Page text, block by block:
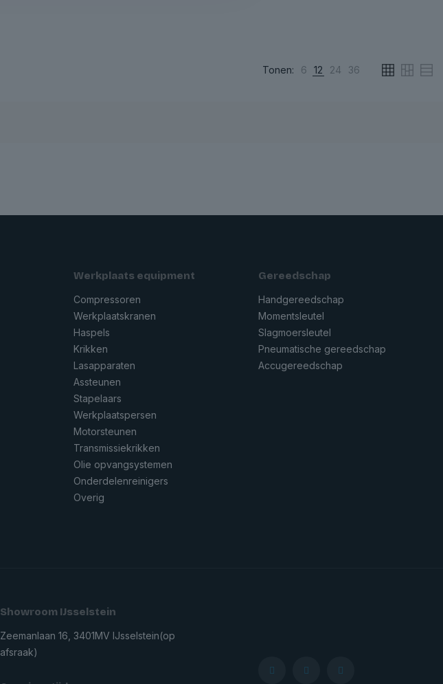
Tonen: 6 12 24 36
Werkplaats equipment
Compressoren
Werkplaatskranen
Haspels
Krikken
Lasapparaten
Assteunen
Stapelaars
Werkplaatspersen
Motorsteunen
Transmissiekrikken
Olie opvangsystemen
Onderdelenreinigers
Overig
Gereedschap
Handgereedschap
Momentsleutel
Slagmoersleutel
Pneumatische gereedschap
Accugereedschap
Showroom IJsselstein
Zeemanlaan 16, 3401MV IJsselstein(op
afsraak)